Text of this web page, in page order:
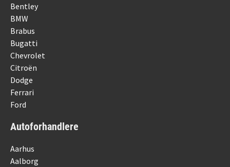
Bentley
BMW
Brabus
Bugatti
Chevrolet
Citroën
Dodge
Ferrari
Ford
Autoforhandlere
Aarhus
Aalborg